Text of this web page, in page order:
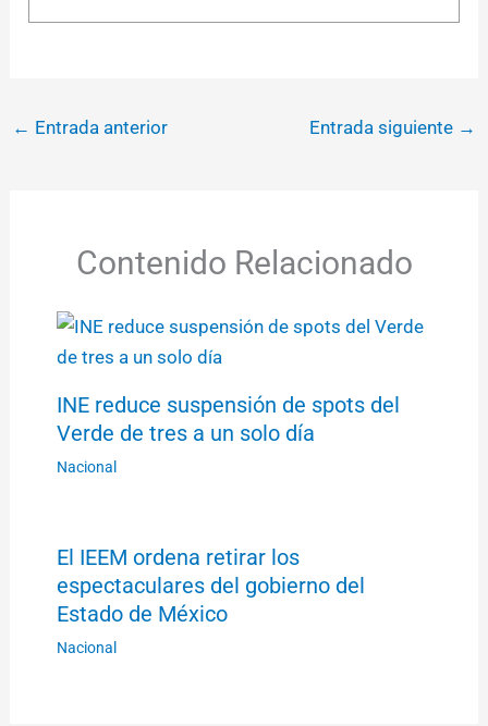
← Entrada anterior Entrada siguiente →
Contenido Relacionado
INE reduce suspensión de spots del
Verde de tres a un solo día
Nacional
El IEEM ordena retirar los
espectaculares del gobierno del
Estado de México
Nacional